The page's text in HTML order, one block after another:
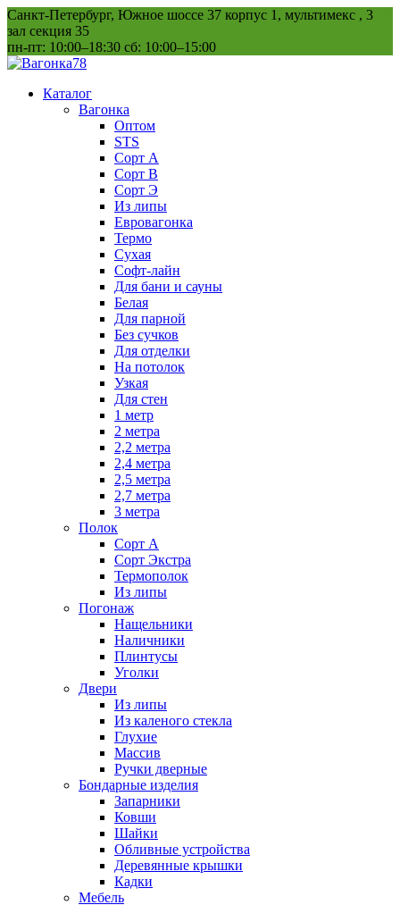
Перейти
к
содержанию
Санкт-Петербург, Южное шоссе 37 корпус 1, мультимекс , 3
зал секция 35
пн-пт: 10:00–18:30 сб: 10:00–15:00
Каталог
Вагонка
Оптом
STS
Сорт А
Сорт В
Сорт Э
Из липы
Евровагонка
Термо
Сухая
Софт-лайн
Для бани и сауны
Белая
Для парной
Без сучков
Для отделки
На потолок
Узкая
Для стен
1 метр
2 метра
2,2 метра
2,4 метра
2,5 метра
2,7 метра
3 метра
Полок
Сорт А
Сорт Экстра
Термополок
Из липы
Погонаж
Нащельники
Наличники
Плинтусы
Уголки
Двери
Из липы
Из каленого стекла
Глухие
Массив
Ручки дверные
Бондарные изделия
Запарники
Ковши
Шайки
Обливные устройства
Деревянные крышки
Кадки
Мебель